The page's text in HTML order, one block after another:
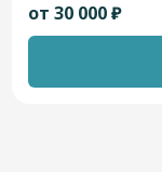
от 30 000 ₽